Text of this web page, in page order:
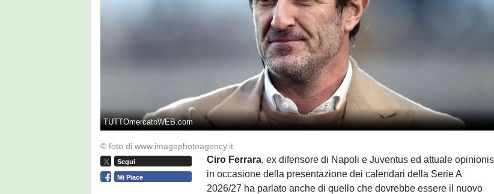
TUTTOmercatoWEB.com
© foto di www.imagephotoagency.it
Segui
Mi Piace
Ciro Ferrara, ex difensore di Napoli e Juventus ed attuale
in occasione della presentazione dei calendari della Serie A
2026/27 ha parlato anche di quello che dovrebbe essere il nuovo